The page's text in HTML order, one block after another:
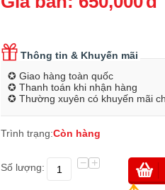
Thông tin & Khuyến mãi
✪ Giao hàng toàn quốc
✪ Thanh toán khi nhận hàng
✪ Thường xuyên có khuyến mãi
Trình trạng:Còn hàng
Số lượng: +
−